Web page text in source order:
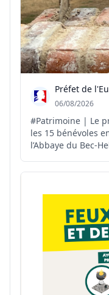
Préfet de
06/08/2026
#Patrimoine | Le
les 15 bénévoles
l’Abbaye du Bec-Hellouin🪏 Pendant
soutènement en